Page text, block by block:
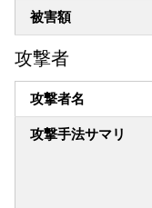
被害額
攻撃者
攻撃者名
攻撃手法サマリ